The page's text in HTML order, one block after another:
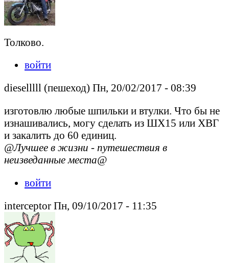
Толково.
войти
dieselllll (пешеход) Пн, 20/02/2017 - 08:39
изготовлю любые шпильки и втулки. Что бы не
изнашивались, могу сделать из ШХ15 или ХВГ
и закалить до 60 единиц.
@Лучшее в жизни - путешествия в
неизведанные места@
войти
interceptor Пн, 09/10/2017 - 11:35